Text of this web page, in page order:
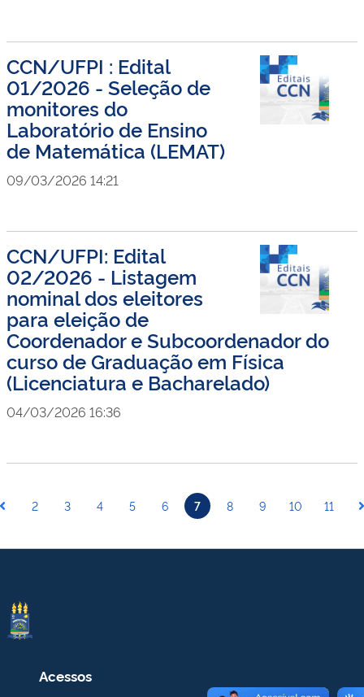
CCN/UFPI : Edital
01/2026 - Seleção de
monitores do
Laboratório de Ensino
de Matemática (LEMAT)
09/03/2026 14:21
CCN/UFPI: Edital
02/2026 - Listagem
nominal dos eleitores
para eleição de
Coordenador e Subcoordenador do
curso de Graduação em Física
(Licenciatura e Bacharelado)
04/03/2026 16:36
2 3 4 5 6 7 8 9 10 11
Acessos